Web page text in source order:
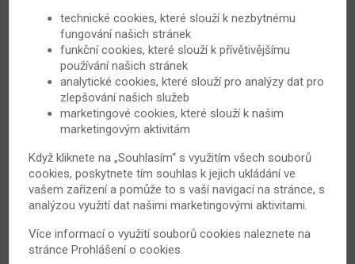
Cílená léčba i konvenční terapie při léčbě
Bechtěrevovy nemoci
Bechtěrevova choroba je celoživotní onemocnění, u
kterého je léčebným cílem zbavit pacienta bolestí,
zmírnit ztuhlost jeho páteře a předcházet či zpomalit
technické cookies, které slouží k nezbytnému
fungování našich stránek
funkční cookies, které slouží k přívětivějšímu
používání našich stránek
analytické cookies, které slouží pro analýzy dat pro
zlepšování našich služeb
marketingové cookies, které slouží k našim
marketingovým aktivitám
Když kliknete na „Souhlasím“ s využitím všech souborů
cookies, poskytnete tím souhlas k jejich ukládání ve
vašem zařízení a pomůže to s vaší navigací na stránce, s
analýzou využití dat našimi marketingovými aktivitami.
Více informací o využití souborů cookies naleznete na
stránceProhlášení o cookies